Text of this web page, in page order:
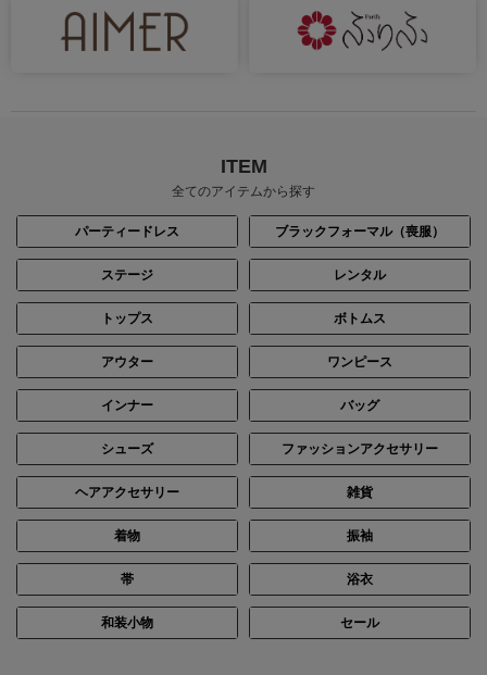
ITEM
全てのアイテムから探す
パーティードレス ブラックフォーマル（喪服）
ステージ レンタル
トップス ボトムス
アウター ワンピース
インナー バッグ
シューズ ファッションアクセサリー
ヘアアクセサリー 雑貨
着物 振袖
帯 浴衣
和装小物 セール